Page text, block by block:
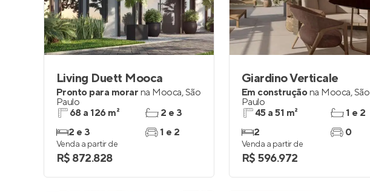
Living Duett Mooca
Pronto para morar na Mooca,São
Paulo
68 a 126 m²
2 e 3
2 e 3
1 e 2
Venda a partir de
R$ 872.828
Giardino Verticale
Em construçãona Mooca,São
Paulo
45 a 51 m²
2
1 e 2
0
Venda a partir de
R$ 596.972